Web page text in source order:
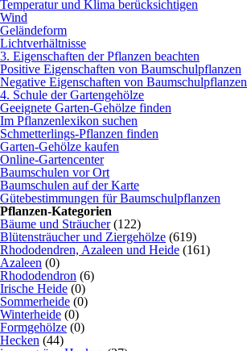
Temperatur und Klima berücksichtigen
Wind
Geländeform
Lichtverhältnisse
3. Eigenschaften der Pflanzen beachten
Positive Eigenschaften von Baumschulpflanzen
Negative Eigenschaften von Baumschulpflanzen
4. Schule der Gartengehölze
Geeignete Garten-Gehölze finden
Im Pflanzenlexikon suchen
Schmetterlings-Pflanzen finden
Garten-Gehölze kaufen
Online-Gartencenter
Baumschulen vor Ort
Baumschulen auf der Karte
Gütebestimmungen für Baumschulpflanzen
Pflanzen-Kategorien
Bäume und Sträucher(122)
Blütensträucher und Ziergehölze (619)
Rhododendren, Azaleen und Heide (161)
Azaleen (0)
Rhododendron (6)
Irische Heide (0)
Sommerheide (0)
Winterheide (0)
Formgehölze (0)
Hecken (44)